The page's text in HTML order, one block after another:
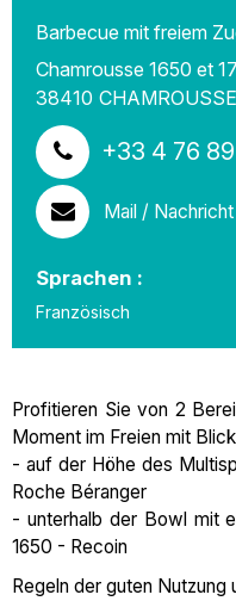
Barbecue mit freiem
Chamrousse 1650 et
38410 CHAMROUSSE
+33 4 76
Mail / Nachricht
Sprachen :
Französisch
Profitieren Sie von 2
Moment im Freien mit
- auf der Höhe des
Roche Béranger
- unterhalb der Bowl mit
1650 - Recoin
Regeln der guten Nutzung